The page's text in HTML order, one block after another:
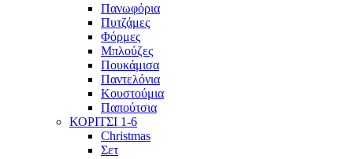
Πανωφόρια
Πυτζάμες
Φόρμες
Μπλούζες
Πουκάμισα
Παντελόνια
Κουστούμια
Παπούτσια
ΚΟΡΙΤΣΙ 1-6
Christmas
Σετ